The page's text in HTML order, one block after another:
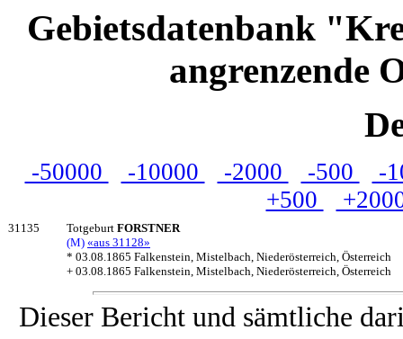
Gebietsdatenbank
angrenzende
-50000 -10000 -2000 -500
-
+500
31135 Totgeburt FORSTNER
(M) «aus 31128»
* 03.08.1865 Falkenstein, Mistelbach, Niederösterreich, Österreich
+ 03.08.1865 Falkenstein, Mistelbach, Niederösterreich, Österreich
Dieser Bericht und sämtliche